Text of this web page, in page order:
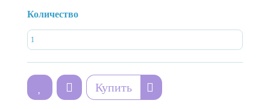
Количество
Купить